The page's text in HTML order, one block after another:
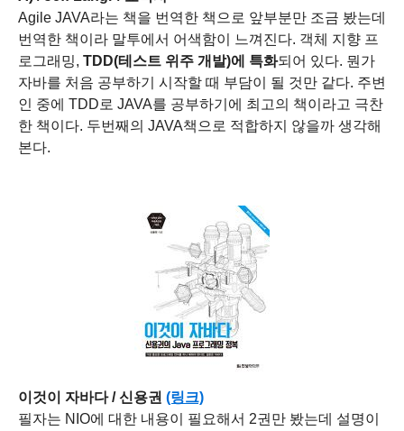
Agile JAVA라는 책을 번역한 책으로 앞부분만 조금 봤는데
번역한 책이라 말투에서 어색함이 느껴진다. 객체 지향 프
로그래밍, TDD(테스트 위주 개발)에 특화되어 있다. 뭔가
자바를 처음 공부하기 시작할 때 부담이 될 것만 같다. 주변
인 중에 TDD로 JAVA를 공부하기에 최고의 책이라고 극찬
한 책이다. 두번째의 JAVA책으로 적합하지 않을까 생각해
본다.
이것이 자바다 / 신용권 (링크)
필자는 NIO에 대한 내용이 필요해서 2권만 봤는데 설명이